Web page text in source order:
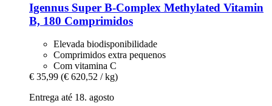
Igennus Super B-​Complex Methylated Vitamin
B, 180 Comprimidos
Elevada biodisponibilidade
Comprimidos extra pequenos
Com vitamina C
€ 35,99 (€ 620,52 / kg)
Entrega até 18. agosto